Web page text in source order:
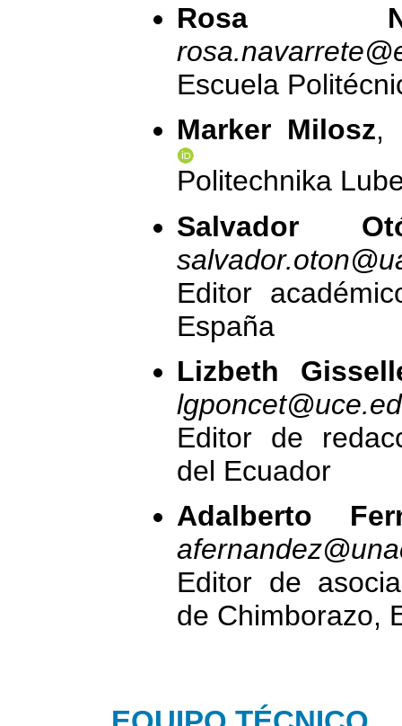
Rosa
Escuela
Marker Milosz,
Politechnika
Salvador
Editor
España
Lizbeth
Editor de
del Ecuador
Adalberto
Editor de
de Chimborazo,